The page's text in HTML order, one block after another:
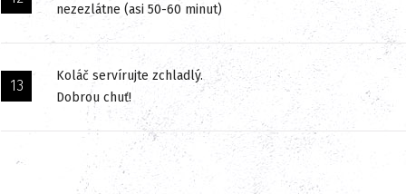
nezezlátne (asi 50-60 minut)
Koláč servírujte zchladlý.
Dobrou chuť!